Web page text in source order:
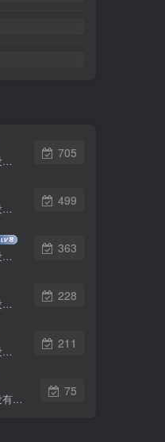
这家伙很懒，什么都没有写...
705
这家伙很懒，什么都没有写...
499
这家伙很懒，什么都没有写...
363
这家伙很懒，什么都没有写...
228
这家伙很懒，什么都没有写...
211
这家伙很懒，什么都没有写...
75